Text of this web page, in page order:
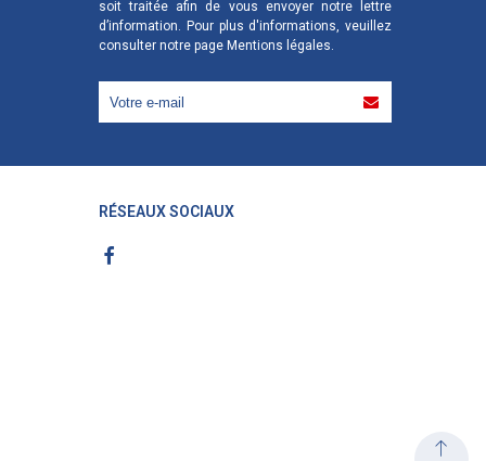
soit traitée afin de vous envoyer notre lettre
d’information. Pour plus d'informations, veuillez
consulter notre page Mentions légales.
RÉSEAUX SOCIAUX